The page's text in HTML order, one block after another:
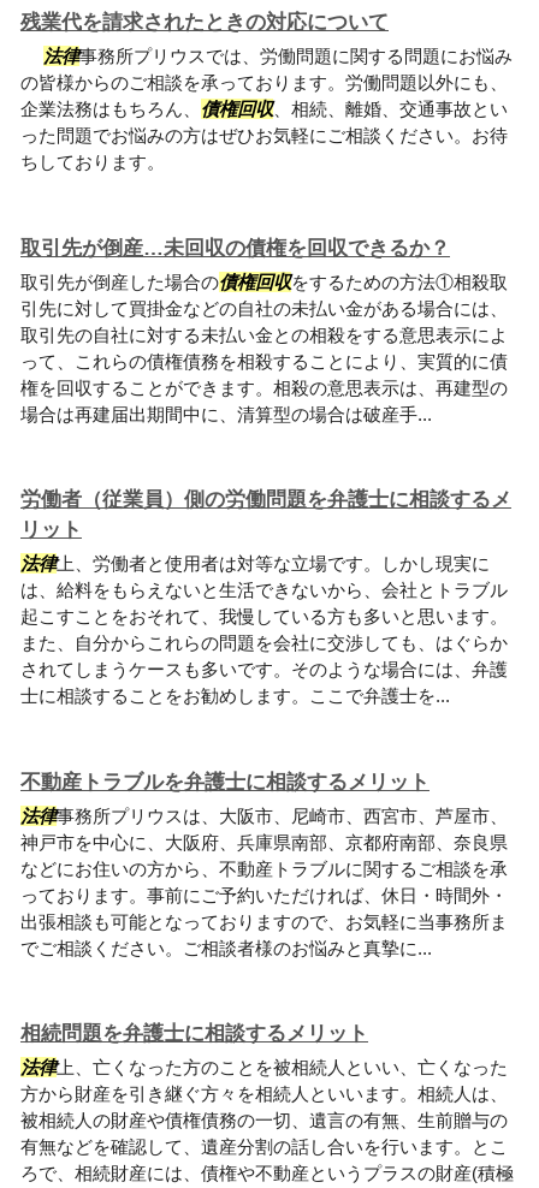
残業代を請求されたときの対応について
法律事務所プリウスでは、労働問題に関する問題にお悩み
の皆様からのご相談を承っております。労働問題以外にも、
企業法務はもちろん、 債権回収、相続、離婚、交通事故とい
った問題でお悩みの方はぜひお気軽にご相談ください。お待
ちしております。
取引先が倒産…未回収の債権を回収できるか？
取引先が倒産した場合の債権回収をするための方法①相殺取
引先に対して買掛金などの自社の未払い金がある場合には、
取引先の自社に対する未払い金との相殺をする意思表示によ
って、これらの債権債務を相殺することにより、実質的に債
権を回収することができます。相殺の意思表示は、再建型の
場合は再建届出期間中に、清算型の場合は破産手...
労働者（従業員）側の労働問題を弁護士に相談するメ
リット
法律上、労働者と使用者は対等な立場です。しかし現実に
は、給料をもらえないと生活できないから、会社とトラブル
起こすことをおそれて、我慢している方も多いと思います。
また、自分からこれらの問題を会社に交渉しても、はぐらか
されてしまうケースも多いです。そのような場合には、弁護
士に相談することをお勧めします。ここで弁護士を...
不動産トラブルを弁護士に相談するメリット
法律事務所プリウスは、大阪市、尼崎市、西宮市、芦屋市、
神戸市を中心に、大阪府、兵庫県南部、京都府南部、奈良県
などにお住いの方から、不動産トラブルに関するご相談を承
っております。事前にご予約いただければ、休日・時間外・
出張相談も可能となっておりますので、お気軽に当事務所ま
でご相談ください。ご相談者様のお悩みと真摯に...
相続問題を弁護士に相談するメリット
法律上、亡くなった方のことを被相続人といい、亡くなった
方から財産を引き継ぐ方々を相続人といいます。相続人は、
被相続人の財産や債権債務の一切、遺言の有無、生前贈与の
有無などを確認して、遺産分割の話し合いを行います。とこ
ろで、相続財産には、債権や不動産というプラスの財産(積極